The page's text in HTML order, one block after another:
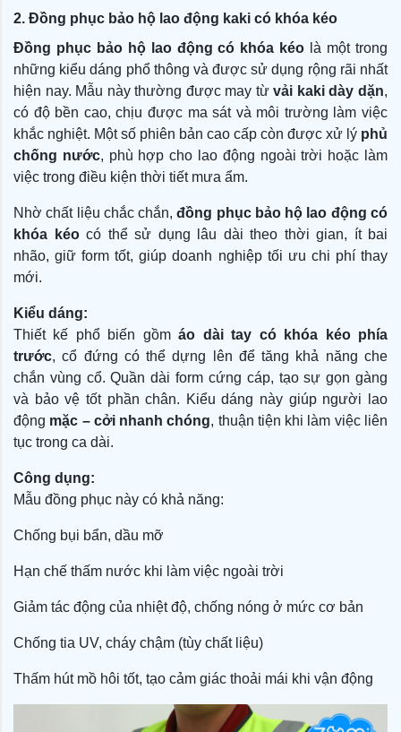
2. Đồng phục bảo hộ lao động kaki có khóa kéo
Đồng phục bảo hộ lao động có khóa kéo là một trong
những kiểu dáng phổ thông và được sử dụng rộng rãi nhất
hiện nay. Mẫu này thường được may từvải kaki dày dặn,
có độ bền cao, chịu được ma sát và môi trường làm việc
khắc nghiệt. Một số phiên bản cao cấp còn được xử lý phủ
chống nước, phù hợp cho lao động ngoài trời hoặc làm
việc trong điều kiện thời tiết mưa ẩm.
Nhờ chất liệu chắc chắn,đồng phục bảo hộ lao động có
khóa kéocó thể sử dụng lâu dài theo thời gian, ít bai
nhão, giữ form tốt, giúp doanh nghiệp tối ưu chi phí thay
mới.
Kiểu dáng:
Thiết kế phổ biến gồmáo dài tay có khóa kéo phía
trước, cổ đứng có thể dựng lên để tăng khả năng che
chắn vùng cổ. Quần dài form cứng cáp, tạo sự gọn gàng
và bảo vệ tốt phần chân. Kiểu dáng này giúp người lao
động mặc – cởi nhanh chóng, thuận tiện khi làm việc liên
tục trong ca dài.
Công dụng:
Mẫu đồng phục này có khả năng:
Chống bụi bẩn, dầu mỡ
Hạn chế thấm nước khi làm việc ngoài trời
Giảm tác động của nhiệt độ, chống nóng ở mức cơ bản
Chống tia UV, cháy chậm (tùy chất liệu)
Thấm hút mồ hôi tốt, tạo cảm giác thoải mái khi vận động